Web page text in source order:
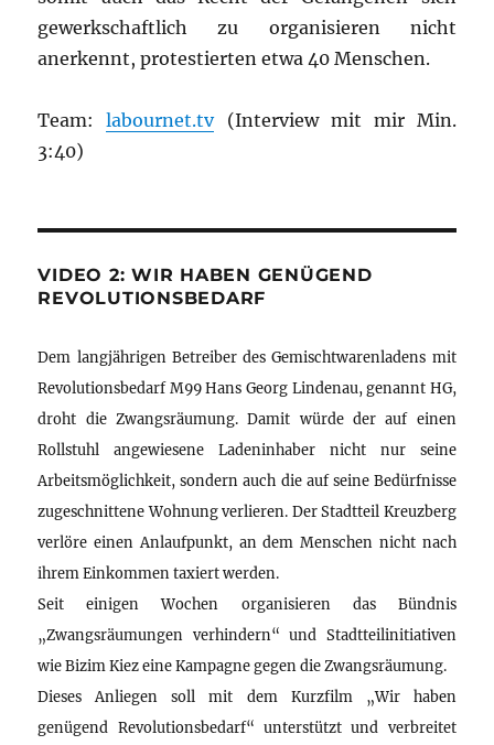
gewerkschaftlich zu organisieren nicht
anerkennt, protestierten etwa 40 Menschen.
Team:labournet.tv(Interview mit mir Min.
3:40)
VIDEO 2: WIR HABEN GENÜGEND
REVOLUTIONSBEDARF
Dem langjährigen Betreiber des Gemischtwarenladens mit
Revolutionsbedarf M99 Hans Georg Lindenau, genannt HG,
droht die Zwangsräumung. Damit würde der auf einen
Rollstuhl angewiesene Ladeninhaber nicht nur seine
Arbeitsmöglichkeit, sondern auch die auf seine Bedürfnisse
zugeschnittene Wohnung verlieren. Der Stadtteil Kreuzberg
verlöre einen Anlaufpunkt, an dem Menschen nicht nach
ihrem Einkommen taxiert werden.
Seit einigen Wochen organisieren das Bündnis
„Zwangsräumungen verhindern“ und Stadtteilinitiativen
wie Bizim Kiez eine Kampagne gegen die Zwangsräumung.
Dieses Anliegen soll mit dem Kurzfilm „Wir haben
genügend Revolutionsbedarf“ unterstützt und verbreitet